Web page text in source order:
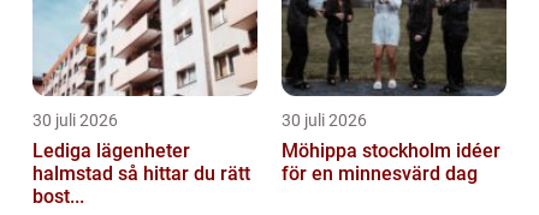
30 juli 2026
Lediga lägenheter
halmstad så hittar du rätt
bost...
30 juli 2026
Möhippa stockholm idéer
för en minnesvärd dag